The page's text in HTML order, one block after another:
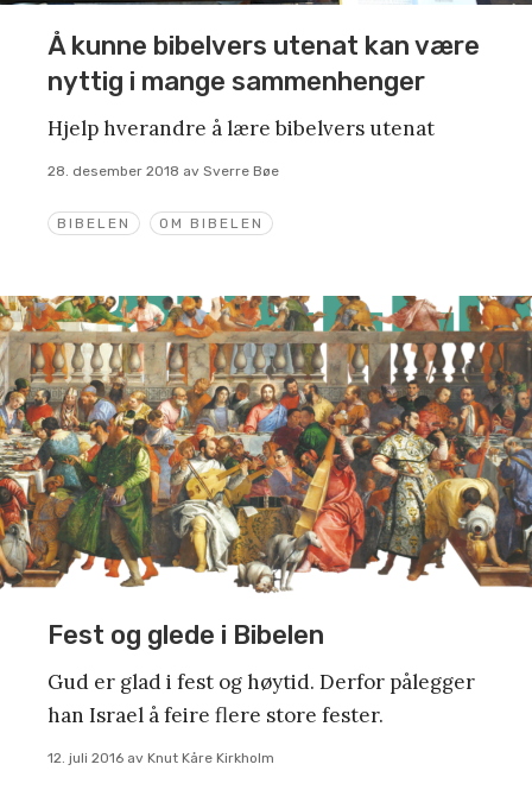
BIBELEN OM BIBELEN
Å kunne bibelvers utenat kan være
nyttig i mange sammenhenger
Hjelp hverandre å lære bibelvers utenat
28. desember 2018 av Sverre Bøe
Fest og glede i Bibelen
Gud er glad i fest og høytid. Derfor pålegger
han Israel å feire flere store fester.
12. juli 2016 av Knut Kåre Kirkholm